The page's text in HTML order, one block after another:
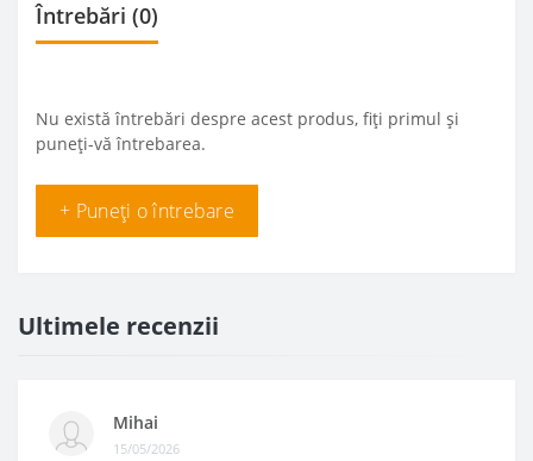
Întrebări (0)
Nu există întrebări despre acest produs, fiți primul și
puneți-vă întrebarea.
+ Puneți o întrebare
Ultimele recenzii
Mihai
15/05/2026